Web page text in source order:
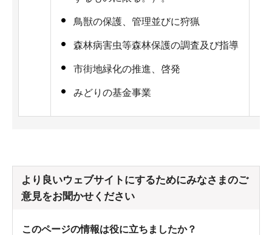
鳥獣の保護、管理並びに狩猟
森林病害虫等森林保護の調査及び指導
市街地緑化の推進、啓発
みどりの基金事業
より良いウェブサイトにするためにみなさまのご
意見をお聞かせください
このページの情報は役に立ちましたか？